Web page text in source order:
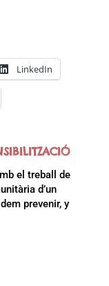
LinkedIn
el treball de
d’un
prevenir, y